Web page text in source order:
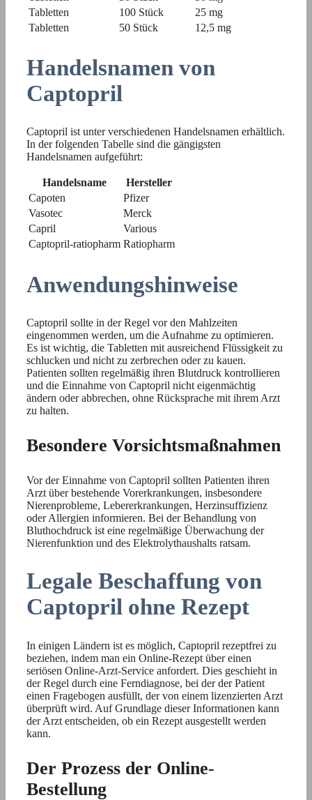
Tabletten
100 Stück
25 mg
Tabletten
50 Stück 12,5 mg
Handelsnamen von
Captopril
Captopril ist unter verschiedenen Handelsnamen erhältlich.
In der folgenden Tabelle sind die gängigsten
Handelsnamen aufgeführt:
Handelsname
Hersteller
Capoten
Pfizer
Vasotec
Merck
Capril
Various
Captopril-ratiopharm Ratiopharm
Anwendungshinweise
Captopril sollte in der Regel vor den Mahlzeiten
eingenommen werden, um die Aufnahme zu optimieren.
Es ist wichtig, die Tabletten mit ausreichend Flüssigkeit zu
schlucken und nicht zu zerbrechen oder zu kauen.
Patienten sollten regelmäßig ihren Blutdruck kontrollieren
und die Einnahme von Captopril nicht eigenmächtig
ändern oder abbrechen, ohne Rücksprache mit ihrem Arzt
zu halten.
Besondere Vorsichtsmaßnahmen
Vor der Einnahme von Captopril sollten Patienten ihren
Arzt über bestehende Vorerkrankungen, insbesondere
Nierenprobleme, Lebererkrankungen, Herzinsuffizienz
oder Allergien informieren. Bei der Behandlung von
Bluthochdruck ist eine regelmäßige Überwachung der
Nierenfunktion und des Elektrolythaushalts ratsam.
Legale Beschaffung von
Captopril ohne Rezept
In einigen Ländern ist es möglich, Captopril rezeptfrei zu
beziehen, indem man ein Online-Rezept über einen
seriösen Online-Arzt-Service anfordert. Dies geschieht in
der Regel durch eine Ferndiagnose, bei der der Patient
einen Fragebogen ausfüllt, der von einem lizenzierten Arzt
überprüft wird. Auf Grundlage dieser Informationen kann
der Arzt entscheiden, ob ein Rezept ausgestellt werden
kann.
Der Prozess der Online-
Bestellung